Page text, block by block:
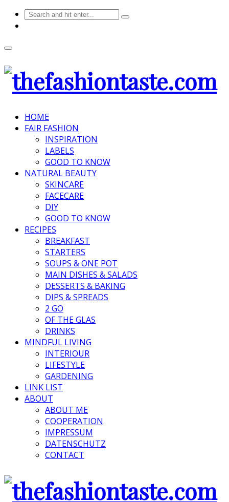
HOME
FAIR FASHION
INSPIRATION
LABELS
GOOD TO KNOW
NATURAL BEAUTY
SKINCARE
FACECARE
DIY
GOOD TO KNOW
RECIPES
BREAKFAST
STARTERS
SOUPS & ONE POT
MAIN DISHES & SALADS
DESSERTS & BAKING
DIPS & SPREADS
2 GO
OF THE GLAS
DRINKS
MINDFUL LIVING
INTERIOUR
LIFESTYLE
GARDENING
LINK LIST
ABOUT
ABOUT ME
COOPERATION
IMPRESSUM
DATENSCHUTZ
CONTACT